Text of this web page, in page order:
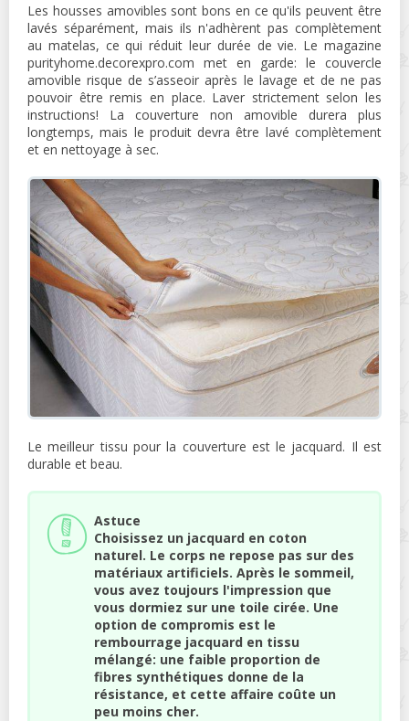
Les housses amovibles sont bons en ce qu'ils peuvent être
lavés séparément, mais ils n'adhèrent pas complètement
au matelas, ce qui réduit leur durée de vie. Le magazine
purityhome.decorexpro.com met en garde: le couvercle
amovible risque de s’asseoir après le lavage et de ne pas
pouvoir être remis en place. Laver strictement selon les
instructions! La couverture non amovible durera plus
longtemps, mais le produit devra être lavé complètement
et en nettoyage à sec.
Le meilleur tissu pour la couverture est le jacquard. Il est
durable et beau.
Astuce
Choisissez un jacquard en coton
naturel. Le corps ne repose pas sur des
matériaux artificiels. Après le sommeil,
vous avez toujours l'impression que
vous dormiez sur une toile cirée. Une
option de compromis est le
rembourrage jacquard en tissu
mélangé: une faible proportion de
fibres synthétiques donne de la
résistance, et cette affaire coûte un
peu moins cher.